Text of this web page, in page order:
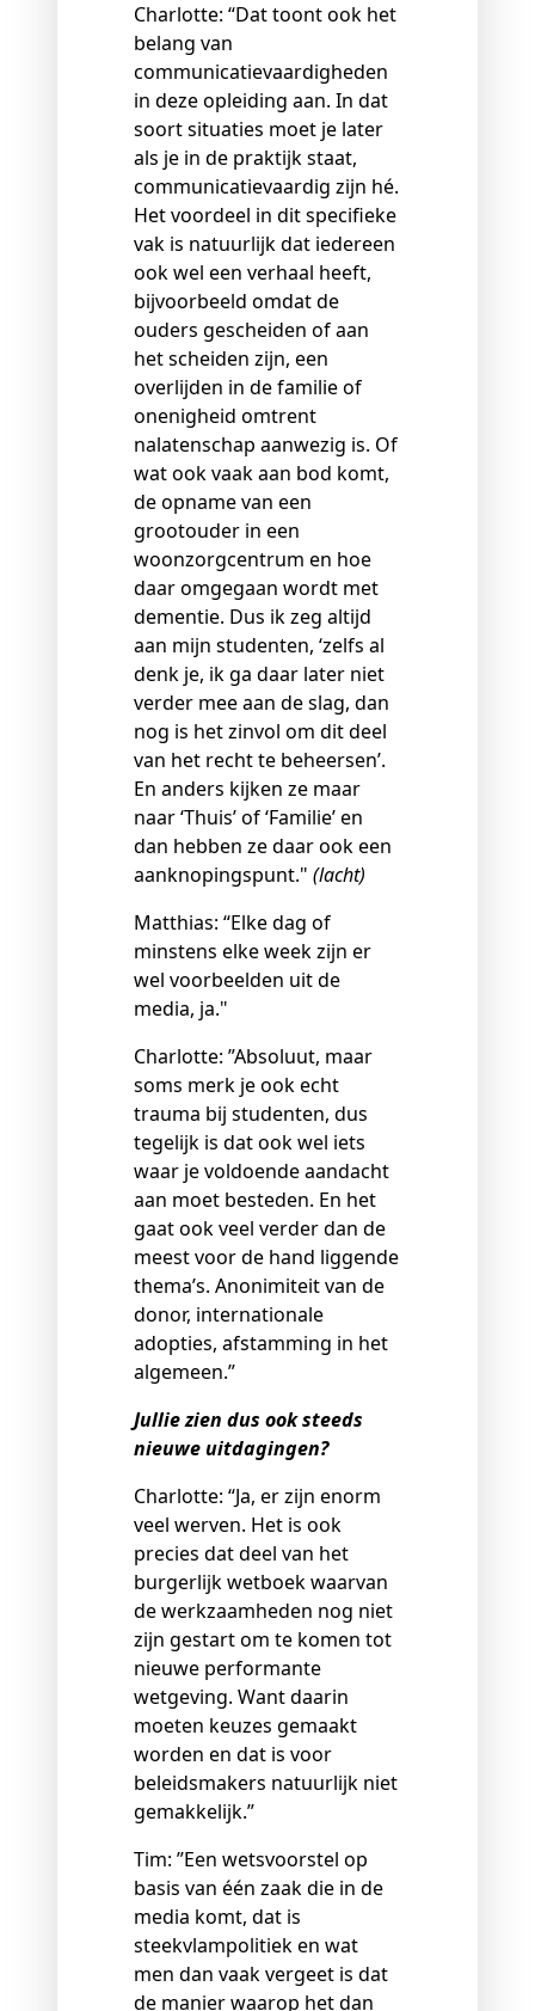
Charlotte: “Dat toont ook het
belang van
communicatievaardigheden
in deze opleiding aan. In dat
soort situaties moet je later
als je in de praktijk staat,
communicatievaardig zijn hé.
Het voordeel in dit specifieke
vak is natuurlijk dat iedereen
ook wel een verhaal heeft,
bijvoorbeeld omdat de
ouders gescheiden of aan
het scheiden zijn, een
overlijden in de familie of
onenigheid omtrent
nalatenschap aanwezig is. Of
wat ook vaak aan bod komt,
de opname van een
grootouder in een
woonzorgcentrum en hoe
daar omgegaan wordt met
dementie. Dus ik zeg altijd
aan mijn studenten, ‘zelfs al
denk je, ik ga daar later niet
verder mee aan de slag, dan
nog is het zinvol om dit deel
van het recht te beheersen’.
En anders kijken ze maar
naar ‘Thuis’ of ‘Familie’ en
dan hebben ze daar ook een
aanknopingspunt." (lacht)
Matthias: “Elke dag of
minstens elke week zijn er
wel voorbeelden uit de
media, ja."
Charlotte: ”Absoluut, maar
soms merk je ook echt
trauma bij studenten, dus
tegelijk is dat ook wel iets
waar je voldoende aandacht
aan moet besteden. En het
gaat ook veel verder dan de
meest voor de hand liggende
thema’s. Anonimiteit van de
donor, internationale
adopties, afstamming in het
algemeen.”
Jullie zien dus ook steeds
nieuwe uitdagingen?
Charlotte: “Ja, er zijn enorm
veel werven. Het is ook
precies dat deel van het
burgerlijk wetboek waarvan
de werkzaamheden nog niet
zijn gestart om te komen tot
nieuwe performante
wetgeving. Want daarin
moeten keuzes gemaakt
worden en dat is voor
beleidsmakers natuurlijk niet
gemakkelijk.”
Tim: ”Een wetsvoorstel op
basis van één zaak die in de
media komt, dat is
steekvlampolitiek en wat
men dan vaak vergeet is dat
de manier waarop het dan